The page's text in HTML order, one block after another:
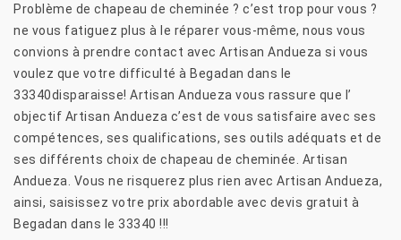
Problème de chapeau de cheminée ? c’est trop pour vous ?
ne vous fatiguez plus à le réparer vous-même, nous vous
convions à prendre contact avec Artisan Andueza si vous
voulez que votre difficulté à Begadan dans le
33340disparaisse! Artisan Andueza vous rassure que l’
objectif Artisan Andueza c’est de vous satisfaire avec ses
compétences, ses qualifications, ses outils adéquats et de
ses différents choix de chapeau de cheminée. Artisan
Andueza. Vous ne risquerez plus rien avec Artisan Andueza,
ainsi, saisissez votre prix abordable avec devis gratuit à
Begadan dans le 33340 !!!